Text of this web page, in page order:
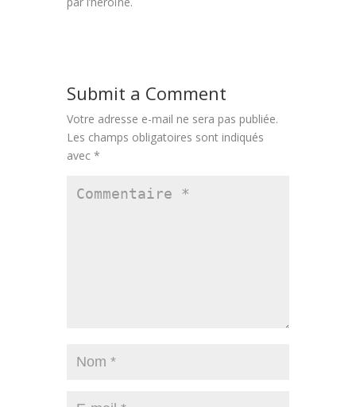
Submit a Comment
Votre adresse e-mail ne sera pas publiée.
Les champs obligatoires sont indiqués
avec *